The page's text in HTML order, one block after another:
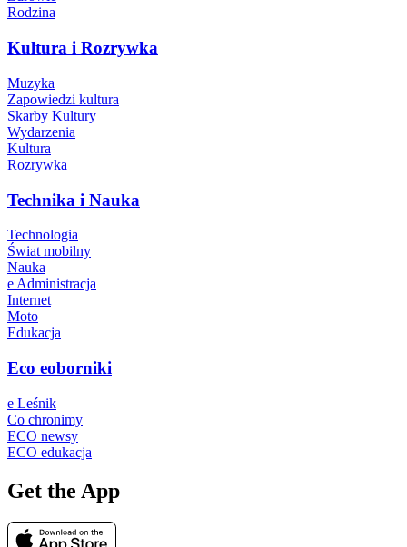
Rodzina
Kultura i Rozrywka
Muzyka
Zapowiedzi kultura
Skarby Kultury
Wydarzenia
Kultura
Rozrywka
Technika i Nauka
Technologia
Świat mobilny
Nauka
e Administracja
Internet
Moto
Edukacja
Eco eoborniki
e Leśnik
Co chronimy
ECO newsy
ECO edukacja
Get the App